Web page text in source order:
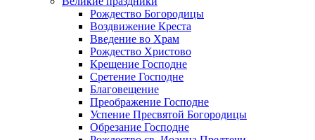
Рождество Богородицы
Воздвижение Креста
Введение во Храм
Рождество Христово
Крещение Господне
Сретение Господне
Благовещение
Преображение Господне
Успение Пресвятой Богородицы
Обрезание Господне